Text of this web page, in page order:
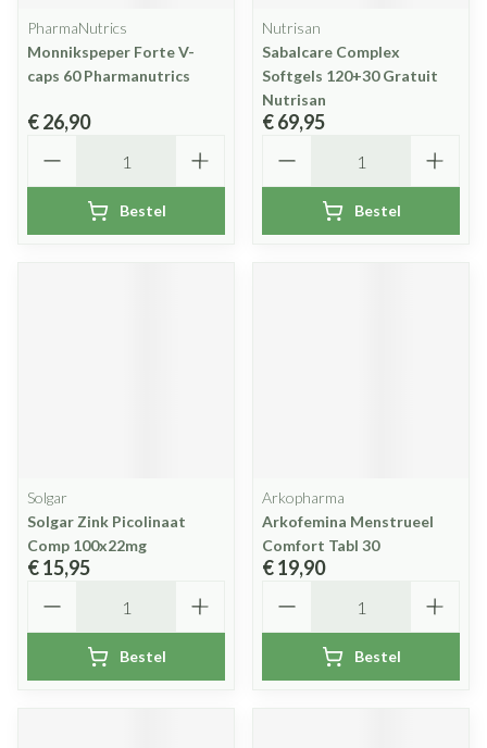
PharmaNutrics
Monnikspeper Forte V-
caps 60 Pharmanutrics
€ 26,90
Bestel
Nutrisan
Sabalcare Complex
Softgels 120+30 Gratuit
Nutrisan
€ 69,95
Bestel
Solgar
Solgar Zink Picolinaat
Comp 100x22mg
€ 15,95
Bestel
Arkopharma
Arkofemina Menstrueel
Comfort Tabl 30
€ 19,90
Bestel